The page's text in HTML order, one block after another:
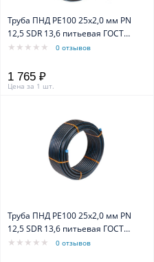
Труба ПНД PE100 25x2,0 мм PN
12,5 SDR 13,6 питьевая ГОСТ
18599-2001 (бухта 20м)
0 отзывов
1 765 ₽
Цена за 1 шт.
Труба ПНД PE100 25x2,0 мм PN
12,5 SDR 13,6 питьевая ГОСТ
18599-2001 (бухта 25м)
0 отзывов